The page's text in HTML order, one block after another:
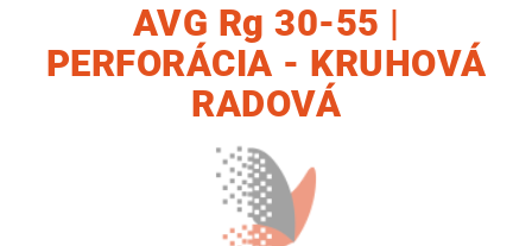
AVG Rg 30-55 |
PERFORÁCIA - KRUHOVÁ
RADOVÁ